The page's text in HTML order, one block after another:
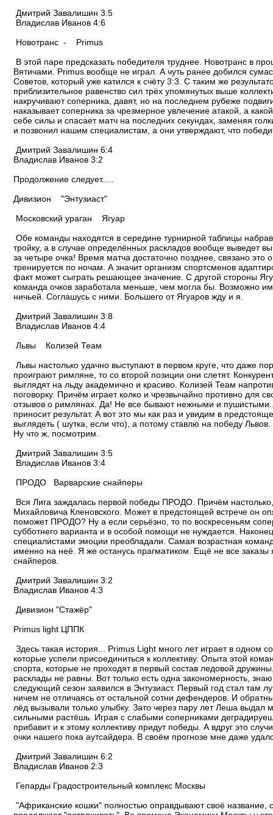
Дмитрий Завалишин 3:5
Владислав Иванов 4:6
Новотранс - Primus
В этой паре предсказать победителя труднее. Новотранс в
Вятичами. Primus вообще не играл. А чуть ранее добился
Советов, который уже катился к счёту 3:3. С таким же
приблизительное равенство сил трёх упомянутых выше
накручивают соперника, давят, но на последнем рубеже
наказывает соперника за чрезмерное увлечение атакой, а
себе силы и спасает матч на последних секундах, заменяя
и позвонил нашим специалистам, а они утверждают, что
Дмитрий Завалишин 6:4
Владислав Иванов 3:2
Продолжение следует.....
Дивизион "Энтузиаст"
Московский ураган Ягуар
Обе команды находятся в середине турнирной таблицы
тройку, а в случае определённых раскладов вообще выведет
за четыре очка! Время матча достаточно позднее, связано это
тренируется по ночам. А значит организм спортсменов
факт может сыграть решающее значение. С другой стороны
команда очков заработала меньше, чем могла бы. Возможно
ничьей. Соглашусь с ними. Большего от Ягуаров жду и я.
Дмитрий Завалишин 3:8
Владислав Иванов 4:4
Львы Колизей Теам
Львы настолько удачно выступают в первом круге, что даже
проиграют римляне, то со второй позиции они слетят.
выглядят на льду академично и красиво. Колизей Теам
поговорку. Причём играет колко и чрезвычайно противно для
отзывов о римлянах. Да! Не все бывают нежными и
приносит результат. А вот это мы как раз и увидим в
выглядеть ( шутка, если что), а потому ставлю на победу
Ну что ж, посмотрим.
Дмитрий Завалишин 3:5
Владислав Иванов 3:4
ПРОДО Варварские снайперы
Вся Лига заждалась первой победы ПРОДО. Причём
Михайловича Кленовского. Может в предстоящей встрече он
поможет ПРОДО? Ну а если серьёзно, то по воскресеньям
субботнего варианта и в особой помощи не нуждается.
специалистами эмоции преобладали. Самая возрастная
именно на неё. Я же останусь прагматиком. Ещё не все
снайперов.
Дмитрий Завалишин 3:2
Владислав Иванов 4:3
Дивизион "Стажёр"
Primus light ЦППК
Здесь такая история... Primus Light много лет играет в одном
которые успели присоединиться к коллективу. Опыта этой
спорта, которые не проходят в первый состав ледовой
расклады не равны. Вот только есть одна закономерность,
следующий сезон заявился в Энтузиаст. Первый год стал там
ничем не отличаясь от остальной сотни дефендеров. И
лёд вызывали только улыбку. Зато через пару лет Леша выдал
сильными растёшь. Играя с слабыми соперниками
прибавит и к этому коллективу придут победы. А вдруг это
очки нашего пока аутсайдера. В своём прогнозе мне даже
Дмитрий Завалишин 6:2
Владислав Иванов 2:3
Гепарды Градостроительный комплекс Москвы
"Африканские кошки" полностью оправдывают своё название,